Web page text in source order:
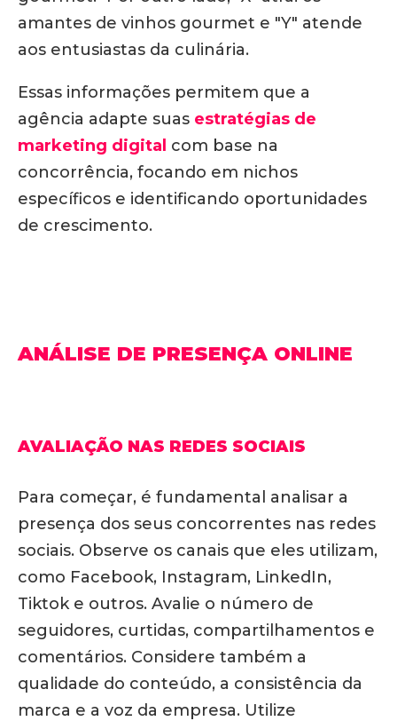
amantes de vinhos gourmet e "Y" atende
aos entusiastas da culinária.
Essas informações permitem que a
agência adapte suas estratégias de
marketing digital com base na
concorrência, focando em nichos
específicos e identificando oportunidades
de crescimento.
ANÁLISE DE PRESENÇA ONLINE
AVALIAÇÃO NAS REDES SOCIAIS
Para começar, é fundamental analisar a
presença dos seus concorrentes nas redes
sociais. Observe os canais que eles utilizam,
como Facebook, Instagram, LinkedIn,
Tiktok e outros. Avalie o número de
seguidores, curtidas, compartilhamentos e
comentários. Considere também a
qualidade do conteúdo, a consistência da
marca e a voz da empresa. Utilize